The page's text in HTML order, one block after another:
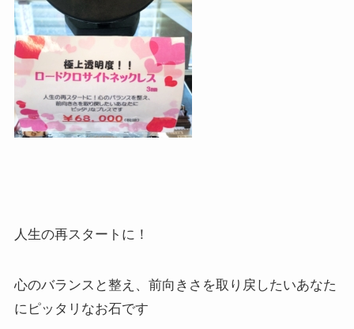
人生の再スタートに！
心のバランスと整え、前向きさを取り戻したいあなた
にピッタリなお石です